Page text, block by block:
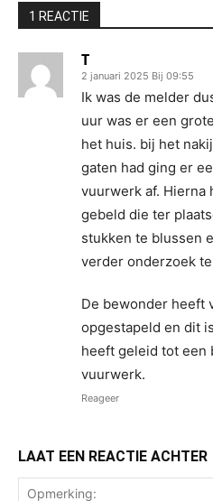
1 REACTIE
T
2 januari 2025 Bij 09:55
Ik was de melder
uur was er een
het huis. bij het
gaten had ging er
vuurwerk af. Hierna
gebeld die ter
stukken te blussen
verder onderzoek
De bewonder heeft
opgestapeld en dit
heeft geleid tot een
vuurwerk.
Reageer
LAAT EEN REACTIE ACHTER